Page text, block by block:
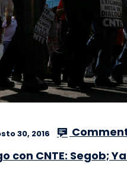
30, 2016
con CNTE: Segob;